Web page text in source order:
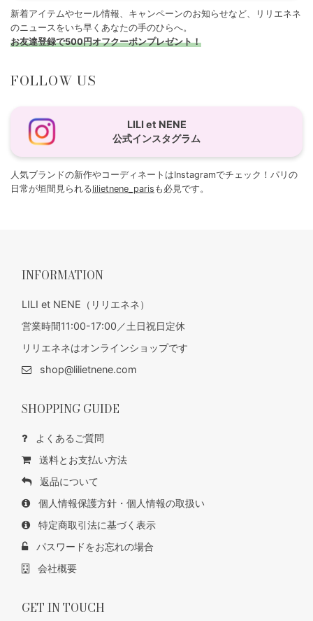
新着アイテムやセール情報、キャンペーンのお知らせなど、リリエネネ
のニュースをいち早くあなたの手のひらへ。
お友達登録で500円オフクーポンプレゼント！
FOLLOW US
LILI et NENE
公式インスタグラム
人気ブランドの新作やコーディネートはInstagramでチェック！パリの
日常が垣間見られるlilietnene_paris も必見です。
INFORMATION
LILI et NENE（リリエネネ）
営業時間11:00-17:00／土日祝日定休
リリエネネはオンラインショップです
shop@lilietnene.com
SHOPPING GUIDE
よくあるご質問
送料とお支払い方法
返品について
個人情報保護方針・個人情報の取扱い
特定商取引法に基づく表示
パスワードをお忘れの場合
会社概要
GET IN TOUCH